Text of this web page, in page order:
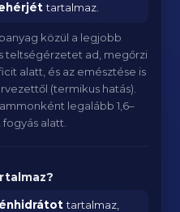
tartalmaz.
közül a legjobb
teltségérzetet ad, megőrzi
alatt, és az emésztése is
(termikus hatás).
legalább 1,6–
alatt.
tartalmaz,